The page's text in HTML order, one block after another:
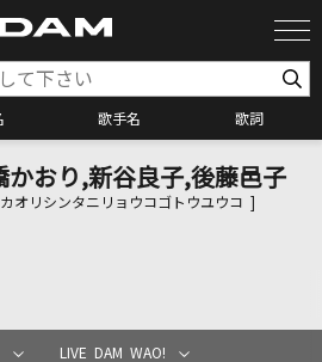
歌手名 歌詞
ラオケ検索
オケリクエスト
かおり,新谷良子,後藤邑子
オリシンタニリョウコゴトウユウコ ]
LIVE DAM WAO!